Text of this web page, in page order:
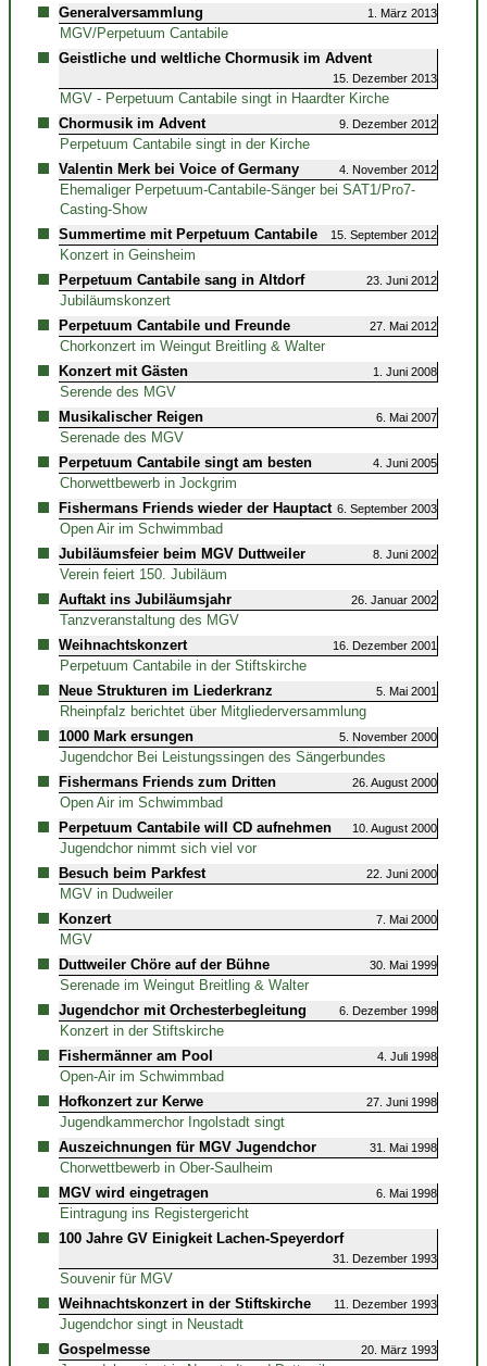
Generalversammlung
1. März 2013
MGV/Perpetuum Cantabile
Geistliche und weltliche Chormusik im Advent
15. Dezember 2013
MGV - Perpetuum Cantabile singt in Haardter Kirche
Chormusik im Advent
9. Dezember 2012
Perpetuum Cantabile singt in der Kirche
Valentin Merk bei Voice of Germany
4. November 2012
Ehemaliger Perpetuum-Cantabile-Sänger bei SAT1/Pro7-
Casting-Show
Summertime mit Perpetuum Cantabile
15. September 2012
Konzert in Geinsheim
Perpetuum Cantabile sang in Altdorf
23. Juni 2012
Jubiläumskonzert
Perpetuum Cantabile und Freunde
27. Mai 2012
Chorkonzert im Weingut Breitling & Walter
Konzert mit Gästen
1. Juni 2008
Serende des MGV
Musikalischer Reigen
6. Mai 2007
Serenade des MGV
Perpetuum Cantabile singt am besten
4. Juni 2005
Chorwettbewerb in Jockgrim
Fishermans Friends wieder der Hauptact 6. September 2003
Open Air im Schwimmbad
Jubiläumsfeier beim MGV Duttweiler
8. Juni 2002
Verein feiert 150. Jubiläum
Auftakt ins Jubiläumsjahr
26. Januar 2002
Tanzveranstaltung des MGV
Weihnachtskonzert
16. Dezember 2001
Perpetuum Cantabile in der Stiftskirche
Neue Strukturen im Liederkranz
5. Mai 2001
Rheinpfalz berichtet über Mitgliederversammlung
1000 Mark ersungen
5. November 2000
Jugendchor Bei Leistungssingen des Sängerbundes
Fishermans Friends zum Dritten
26. August 2000
Open Air im Schwimmbad
Perpetuum Cantabile will CD aufnehmen
10. August 2000
Jugendchor nimmt sich viel vor
Besuch beim Parkfest
22. Juni 2000
MGV in Dudweiler
Konzert
7. Mai 2000
MGV
Duttweiler Chöre auf der Bühne
30. Mai 1999
Serenade im Weingut Breitling & Walter
Jugendchor mit Orchesterbegleitung
6. Dezember 1998
Konzert in der Stiftskirche
Fishermänner am Pool
4. Juli 1998
Open-Air im Schwimmbad
Hofkonzert zur Kerwe
27. Juni 1998
Jugendkammerchor Ingolstadt singt
Auszeichnungen für MGV Jugendchor
31. Mai 1998
Chorwettbewerb in Ober-Saulheim
MGV wird eingetragen
6. Mai 1998
Eintragung ins Registergericht
100 Jahre GV Einigkeit Lachen-Speyerdorf
31. Dezember 1993
Souvenir für MGV
Weihnachtskonzert in der Stiftskirche
11. Dezember 1993
Jugendchor singt in Neustadt
Gospelmesse
20. März 1993